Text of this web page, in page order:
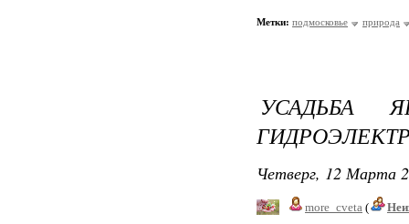
Метки: подмосковье природа
УСАДЬБА
Четверг, 12 Марта
more_cveta (